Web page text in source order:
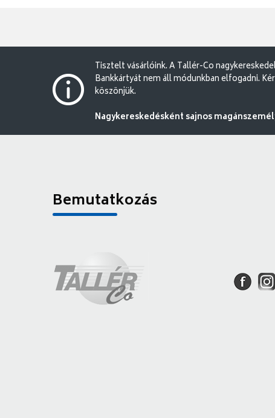
Tisztelt vásárlóink. A Tallér-Co
Bankkártyát nem áll módunkban elfogadni.
köszönjük.
Nagykereskedésként sajnos
Bemutatkozás